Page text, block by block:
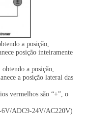
a posição,
posição inteiramente
a posição,
a posição lateral das
vermelhos são “+”, o
6V/ADC9-24V/AC220V)